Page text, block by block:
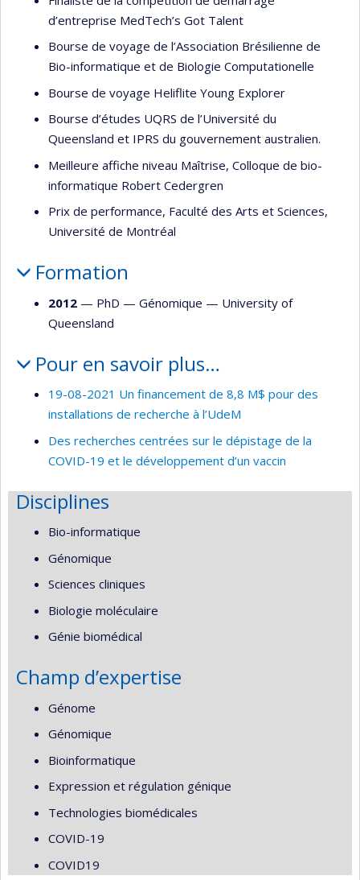
d’entreprise MedTech’s Got Talent
Bourse de voyage de l’Association Brésilienne de
Bio-informatique et de Biologie Computationelle
Bourse de voyage Heliflite Young Explorer
Bourse d’études UQRS de l’Université du
Queensland et IPRS du gouvernement australien.
Meilleure affiche niveau Maîtrise, Colloque de bio-
informatique Robert Cedergren
Prix de performance, Faculté des Arts et Sciences,
Université de Montréal
Formation
2012 — PhD — Génomique — University of
Queensland
Pour en savoir plus…
19-08-2021 Un financement de 8,8 M$ pour des
installations de recherche à l’UdeM
Des recherches centrées sur le dépistage de la
COVID-19 et le développement d’un vaccin
Disciplines
Bio-informatique
Génomique
Sciences cliniques
Biologie moléculaire
Génie biomédical
Champ d’expertise
Génome
Génomique
Bioinformatique
Expression et régulation génique
Technologies biomédicales
COVID-19
COVID19